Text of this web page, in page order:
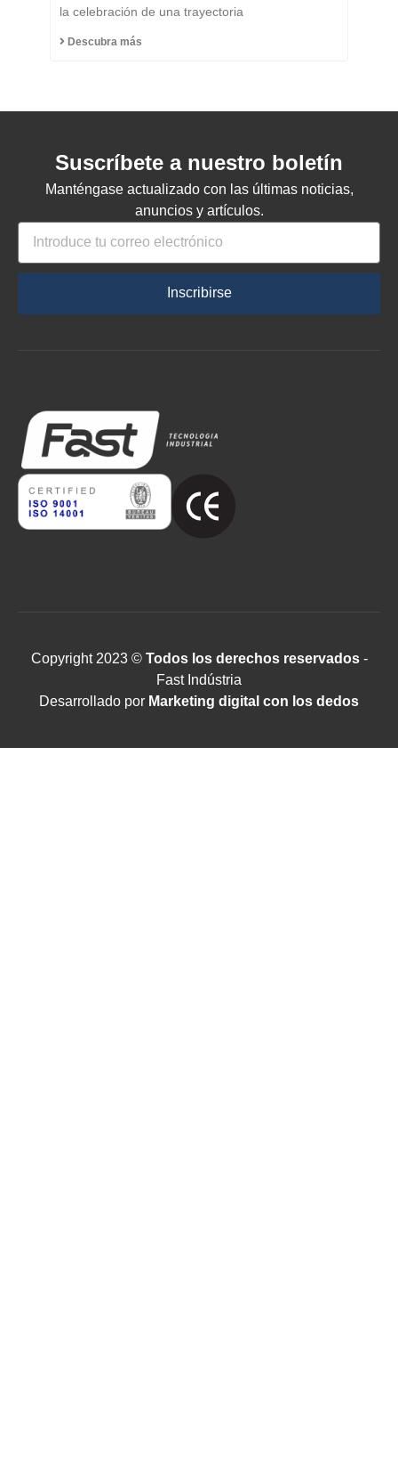
Honorario del Municipio
la celebración de una trayectoria
Descubra más
Suscríbete a nuestro boletín
Manténgase actualizado con las últimas noticias,
anuncios y artículos.
Inscribirse
Copyright 2023 © Todos los derechos reservados-
Fast Indústria
Desarrollado por Marketing digital con los dedos